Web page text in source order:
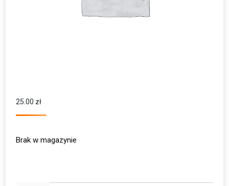
25.00 zł
Brak w magazynie